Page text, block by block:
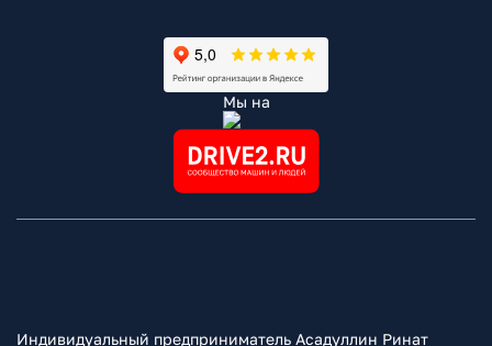
Мы на
Индивидуальный предприниматель Асадуллин Ринат